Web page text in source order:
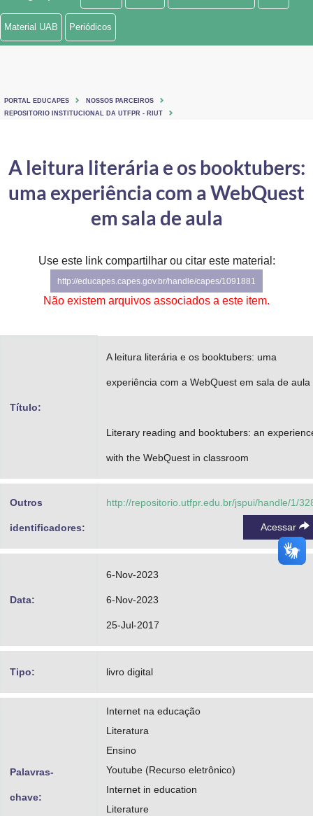
Ministério de Minas e Energia
Ministério do Turismo
Controladoria-Geral da União
Ministério da Mulher, da Família e dos Direitos Humanos
Secretaria de Governo
Gabinete de Segurança Institucional
Material UAB Periódicos
PORTAL EDUCAPES
NOSSOS PARCEIROS
REPOSITORIO INSTITUCIONAL DA UTFPR - RIUT
A leitura literária e os booktubers:
uma experiência com a WebQuest
em sala de aula
Use este link compartilhar ou citar este material:
http://educapes.capes.gov.br/handle/capes/1091881
Não existem arquivos associados a este item.
Título:
A leitura literária e os booktubers: uma
experiência com a WebQuest em sala de aula
Literary reading and booktubers: an
with the WebQuest in classroom
Outros
identificadores:
http://repositorio.utfpr.edu.br/jspui/handle/1/
Acessar
Data:
6-Nov-2023
6-Nov-2023
25-Jul-2017
Tipo: livro digital
Palavras-
chave:
Internet na educação
Literatura
Ensino
Youtube (Recurso eletrônico)
Internet in education
Literature